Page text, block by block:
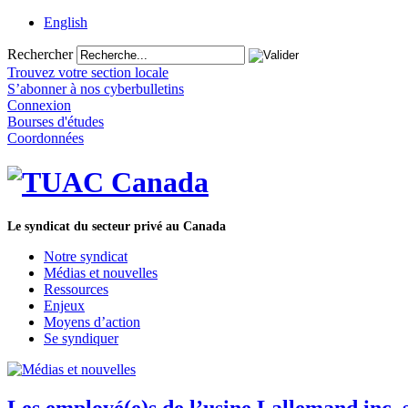
English
Rechercher
Trouvez votre section locale
S’abonner à nos cyberbulletins
Connexion
Bourses d'études
Coordonnées
Le syndicat du secteur privé au Canada
Notre syndicat
Médias et nouvelles
Ressources
Enjeux
Moyens d’action
Se syndiquer